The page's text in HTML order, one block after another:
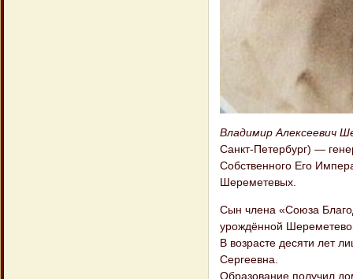
Владимир Алексеевич
Санкт-Петербург) —
Собственного Его
Шереметевых.
Сын члена «Союза
урождённой
В возрасте десяти лет
Сергеевна.
Образование получил